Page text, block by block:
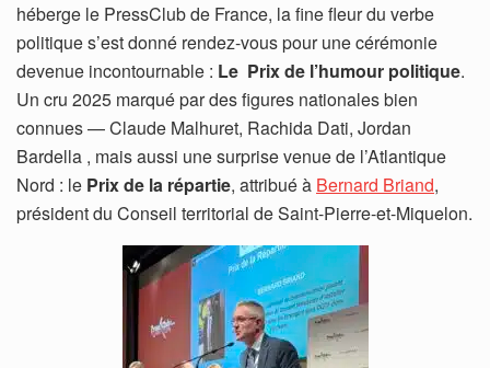
héberge le PressClub de France, la fine fleur du verbe
politique s’est donné rendez-vous pour une cérémonie
devenue incontournable : Le Prix de l’humour politique.
Un cru 2025 marqué par des figures nationales bien
connues — Claude Malhuret, Rachida Dati, Jordan
Bardella , mais aussi une surprise venue de l’Atlantique
Nord : le Prix de la répartie, attribué à Bernard Briand,
président du Conseil territorial de Saint-Pierre-et-Miquelon.